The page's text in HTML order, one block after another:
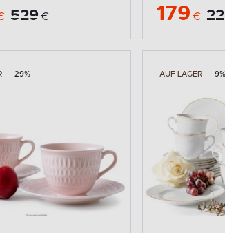
529 € 179 €
-29% AUF LAGER -9%